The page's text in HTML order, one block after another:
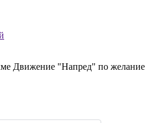
Движение "Напред" по желание